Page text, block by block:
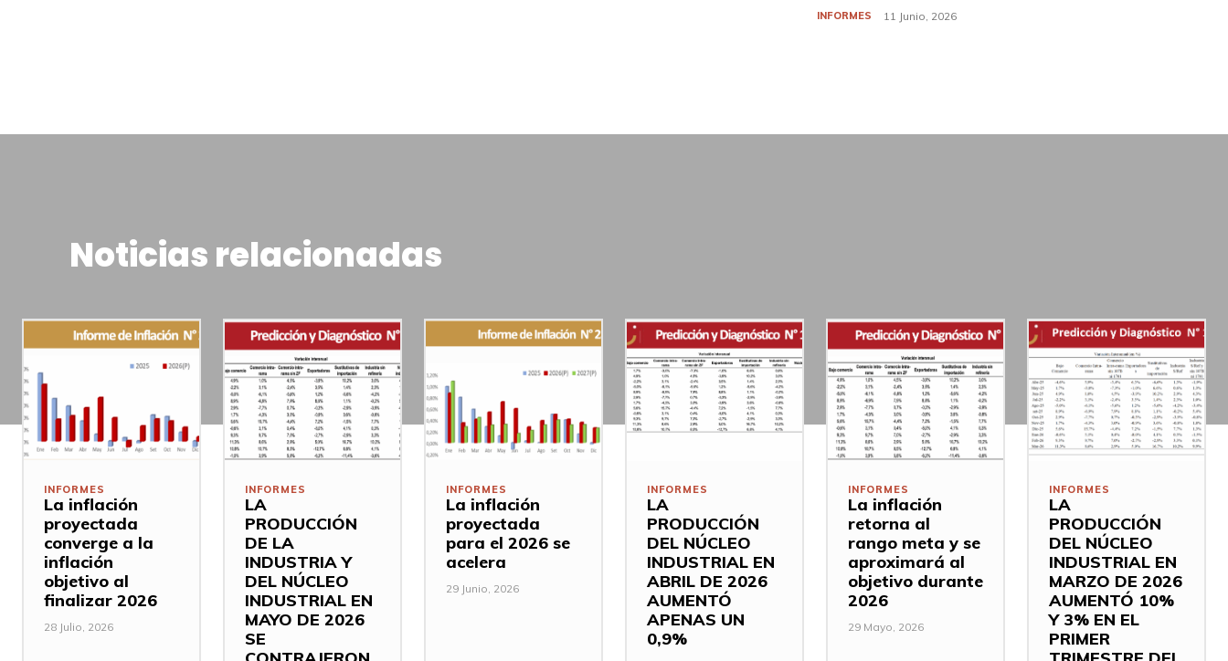
INFORMES 11 Junio, 2026
Noticias relacionadas
INFORMES
La inflación
proyectada
converge a la
inflación
objetivo al
finalizar 2026
28 Julio, 2026
INFORMES
LA
PRODUCCIÓN
DE LA
INDUSTRIA Y
DEL NÚCLEO
INDUSTRIAL EN
MAYO DE 2026
SE
INFORMES
La inflación
proyectada
para el 2026 se
acelera
29 Junio, 2026
INFORMES
LA
PRODUCCIÓN
DEL NÚCLEO
INDUSTRIAL EN
ABRIL DE 2026
AUMENTÓ
APENAS UN
0,9%
INFORMES
La inflación
retorna al
rango meta y se
aproximará al
objetivo durante
2026
29 Mayo, 2026
INFORMES
LA
PRODUCCIÓN
DEL NÚCLEO
INDUSTRIAL EN
MARZO DE 2026
AUMENTÓ 10%
Y 3% EN EL
PRIMER